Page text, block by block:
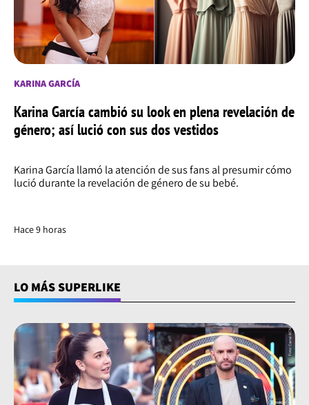
KARINA GARCÍA
Karina García cambió su look en plena revelación de
género; así lució con sus dos vestidos
Karina García llamó la atención de sus fans al presumir cómo
lució durante la revelación de género de su bebé.
Hace 9 horas
LO MÁS SUPERLIKE